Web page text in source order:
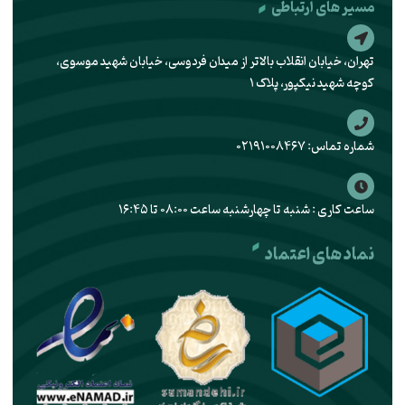
مسیر های ارتباطی
تهران، خیابان انقلاب بالاتر از میدان فردوسی، خیابان شهید موسوی،
کوچه شهید نیکپور، پلاک ۱
شماره تماس: ۰۲۱۹۱۰۰۸۴۶۷
ساعت کاری : شنبه تا چهارشنبه ساعت ۰۸:۰۰ تا ۱۶:۴۵
نماد های اعتماد